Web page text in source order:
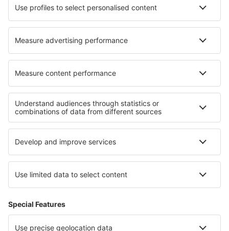
Ubytování v Mmoravském krase
Ubytování ve Středočeský kraj Ubytování v Máchovem kraji
Ubytování Tachovsku - Stříbrsku
Ubytování in Mesa Verde National Park
Ubytování in Quintana Roo
Ubytování na Amerických Panenských ostrovech
Ubytování v Southeastern Anatolia